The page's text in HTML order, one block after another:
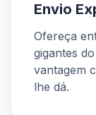
Envio
Ofereça
gigantes
vantagem
lhe dá.